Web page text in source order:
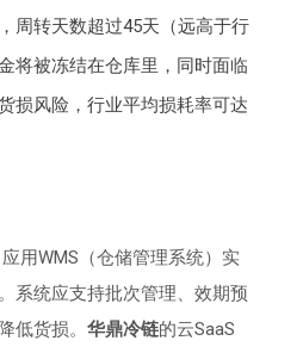
周转天数超过45天（远高于行
将被冻结在仓库里，同时面临
损风险，行业平均损耗率可达
应用WMS（仓储管理系统）实
系统应支持批次管理、效期预
低货损。华鼎冷链的云SaaS